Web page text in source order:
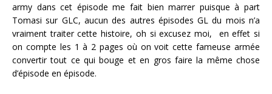
army dans cet épisode me fait bien marrer puisque à part
Tomasi sur GLC, aucun des autres épisodes GL du mois n’a
vraiment traiter cette histoire, oh si excusez moi, en effet si
on compte les 1 à 2 pages où on voit cette fameuse armée
convertir tout ce qui bouge et en gros faire la même chose
d’épisode en épisode.